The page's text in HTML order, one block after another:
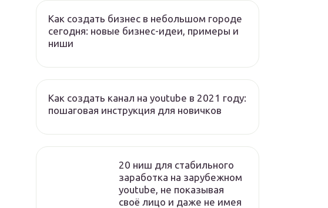
Как создать бизнес в небольшом городе
сегодня: новые бизнес-идеи, примеры и
ниши
Как создать канал на youtube в 2021 году:
пошаговая инструкция для новичков
20 ниш для стабильного
заработка на зарубежном
youtube, не показывая
своё лицо и даже не имея